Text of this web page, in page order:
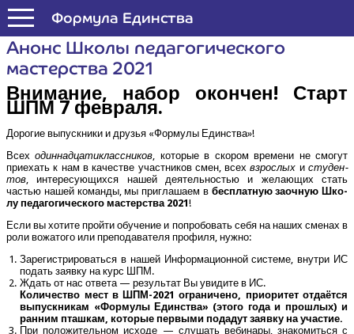
Формула Единства
Анонс Шко­лы педа­го­ги­че­ско­го
мастер­ства 2021
Вни­ма­ние, набор окон­чен! Старт
ШПМ 7 февраля.
Доро­гие выпуск­ни­ки и дру­зья «Фор­му­лы Единства»!
Всеходин­на­дца­ти­класс­ни­ков , кото­рые в ско­ром вре­ме­ни не смо­гут
при­е­хать к нам в каче­стве участ­ни­ков смен, всехвзрос­лых исту­ден­
тов , инте­ре­су­ю­щих­ся нашей дея­тель­но­стью и жела­ю­щих стать
частью нашей коман­ды, мы при­гла­ша­ем в бес­плат­ную заоч­ную Шко­
лу педа­го­ги­че­ско­го мастер­ства 2021!
Если вы хоти­те прой­ти обу­че­ние и попро­бо­вать себя на наших сме­нах в
роли вожа­то­го или пре­по­да­ва­те­ля про­фи­ля, нужно:
Заре­ги­стри­ро­вать­ся в нашей Инфор­ма­ци­он­ной систе­ме, внут­ри ИС
подать заяв­ку на курс ШПМ.
Ждать от нас отве­та — резуль­тат Вы уви­ди­те в ИС.
Коли­че­ство мест в ШПМ-2021 огра­ни­че­но, при­о­ри­тет отда­ёт­ся
выпуск­ни­кам «Фор­му­лы Един­ства» (это­го года и про­шлых) и
ран­ним пташ­кам, кото­рые пер­вы­ми пода­дут заяв­ку на участие.
При поло­жи­тель­ном исхо­де — слу­шать веби­на­ры, зна­ко­мить­ся с